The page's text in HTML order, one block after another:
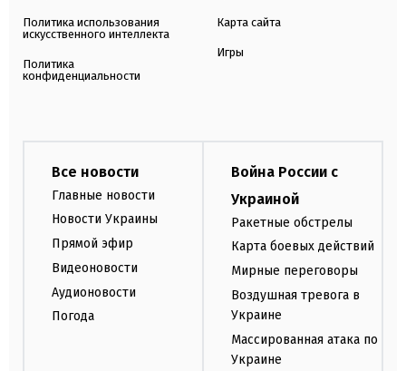
Политика использования
искусственного интеллекта
Политика
конфиденциальности
Карта сайта
Игры
Все новости
Главные новости
Новости Украины
Прямой эфир
Видеоновости
Аудионовости
Погода
Война России с
Украиной
Ракетные обстрелы
Карта боевых действий
Мирные переговоры
Воздушная тревога в
Украине
Массированная атака по
Украине